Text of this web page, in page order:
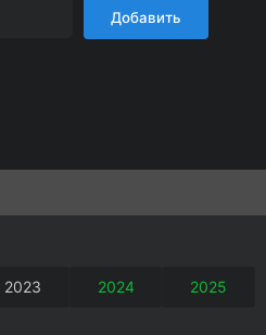
Добавить
2023 2024 2025